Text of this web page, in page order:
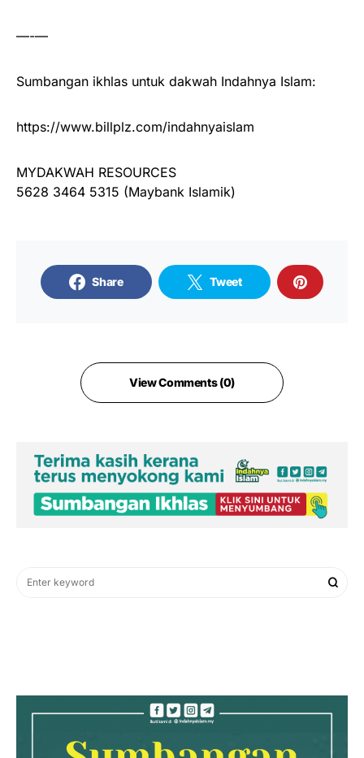
—-—
Sumbangan ikhlas untuk dakwah Indahnya Islam:
https://www.billplz.com/indahnyaislam
MYDAKWAH RESOURCES
5628 3464 5315 (Maybank Islamik)
Share Tweet
View Comments (0)